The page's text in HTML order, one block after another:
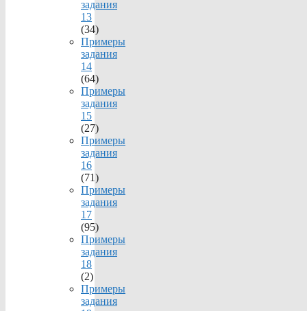
задания
13
(34)
Примеры
задания
14
(64)
Примеры
задания
15
(27)
Примеры
задания
16
(71)
Примеры
задания
17
(95)
Примеры
задания
18
(2)
Примеры
задания